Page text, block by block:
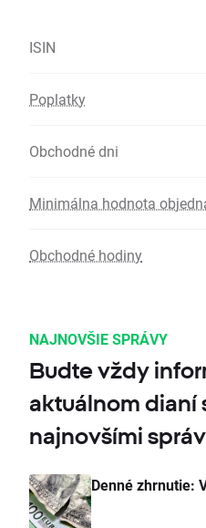
ISIN
Poplatky
Obchodné dni
Minimálna hodnota
Obchodné hodiny
NAJNOVŠIE SPRÁVY
Budte vždy
aktuálnom dianí
najnovšími
Denné zhrnutie: